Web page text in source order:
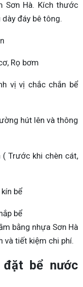
Sơn Hà. Kích thước
đáy bê tông.
Rọ bơm
vị vị chắc chắn bể
hút lên và thông
( Trước khi chèn cát,
bể
bể
bằng nhựa Sơn Hà
và tiết kiệm chi phí.
bể nước